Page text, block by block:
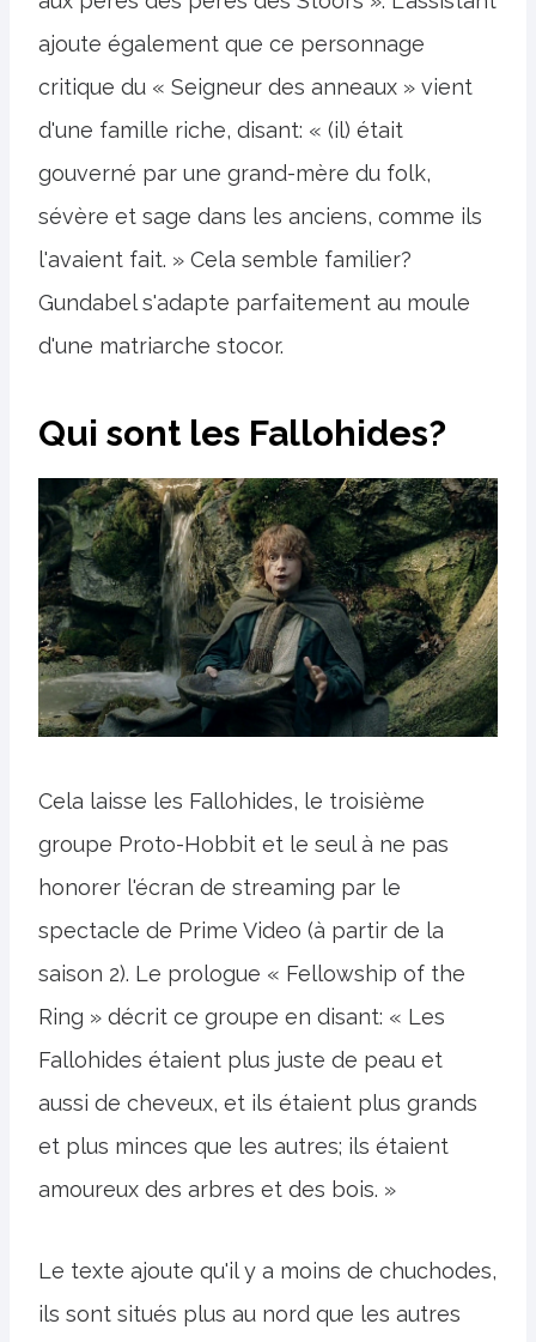
ajoute également que ce personnage
critique du « Seigneur des anneaux » vient
d'une famille riche, disant: « (il) était
gouverné par une grand-mère du folk,
sévère et sage dans les anciens, comme ils
l'avaient fait. » Cela semble familier?
Gundabel s'adapte parfaitement au moule
d'une matriarche stocor.
Qui sont les Fallohides?
Cela laisse les Fallohides, le troisième
groupe Proto-Hobbit et le seul à ne pas
honorer l'écran de streaming par le
spectacle de Prime Video (à partir de la
saison 2). Le prologue « Fellowship of the
Ring » décrit ce groupe en disant: « Les
Fallohides étaient plus juste de peau et
aussi de cheveux, et ils étaient plus grands
et plus minces que les autres; ils étaient
amoureux des arbres et des bois. »
Le texte ajoute qu'il y a moins de chuchodes,
ils sont situés plus au nord que les autres